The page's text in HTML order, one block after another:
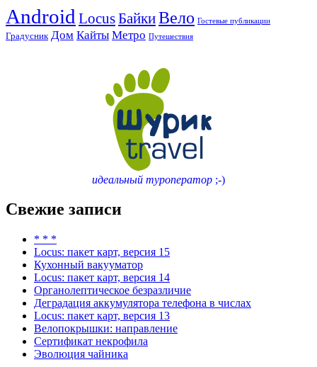
Android LocusБайкиВело Гостевые публикации
Градусник Дом Кайты Метро Путешествия
идеальный туроператор ;-)
Свежие записи
* * *
Locus: пакет карт, версия 15
Кухонный вакууматор
Locus: пакет карт, версия 14
Органолептическое безразличие
Деградация аккумулятора телефона в числах
Locus: пакет карт, версия 13
Велопокрышки: направление
Сертификат некрофила
Эволюция чайника